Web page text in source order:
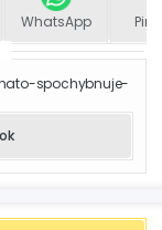
WhatsApp
spochybnuje-